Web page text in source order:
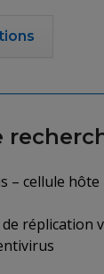
– cellule hôte
réplication